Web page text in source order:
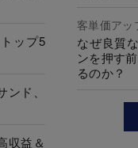
ップ5
ド、
収益＆
客単価アッ
なぜ良質
ンを押す
るのか？